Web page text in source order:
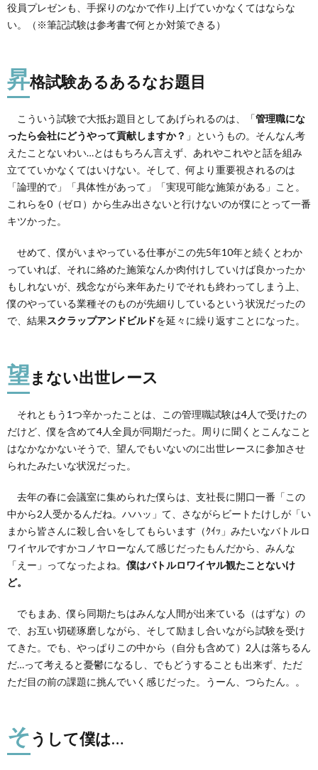
役員プレゼンも、手探りのなかで作り上げていかなくてはならな
い。（※筆記試験は参考書で何とか対策できる）
昇格試験あるあるなお題目
こういう試験で大抵お題目としてあげられるのは、「管理職にな
ったら会社にどうやって貢献しますか？ 」というもの。そんなん考
えたことないわい…とはもちろん言えず、あれやこれやと話を組み
立てていかなくてはいけない。そして、何より重要視されるのは
「論理的で」「具体性があって」「実現可能な施策がある」こと。
これらを0（ゼロ）から生み出さないと行けないのが僕にとって一番
キツかった。
せめて、僕がいまやっている仕事がこの先5年10年と続くとわか
っていれば、それに絡めた施策なんか肉付けしていけば良かったか
もしれないが、残念ながら来年あたりでそれも終わってしまう上、
僕のやっている業種そのものが先細りしているという状況だったの
で、結果スクラップアンドビルドを延々に繰り返すことになった。
望まない出世レース
それともう1つ辛かったことは、この管理職試験は4人で受けたの
だけど、僕を含めて4人全員が同期だった。周りに聞くとこんなこと
はなかなかないそうで、望んでもいないのに出世レースに参加させ
られたみたいな状況だった。
去年の春に会議室に集められた僕らは、支社長に開口一番「この
中から2人受かるんだね。ハハッ」て、さながらビートたけしが「い
まから皆さんに殺し合いをしてもらいます（ｸｲｯ」みたいなバトルロ
ワイヤルですかコノヤローなんて感じだったもんだから、みんな
「えー」ってなったよね。 僕はバトルロワイヤル観たことないけ
ど。
でもまあ、僕ら同期たちはみんな人間が出来ている（はずな）の
で、お互い切磋琢磨しながら、そして励まし合いながら試験を受け
てきた。でも、やっぱりこの中から（自分も含めて）2人は落ちるん
だ…って考えると憂鬱になるし、でもどうすることも出来ず、ただ
ただ目の前の課題に挑んでいく感じだった。うーん、つらたん。。
そうして僕は…